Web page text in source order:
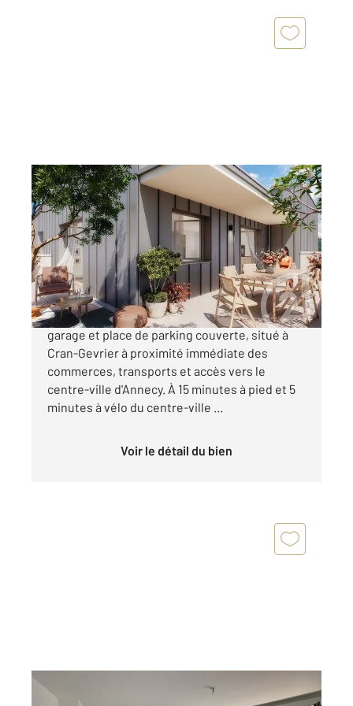
ANNECY 74
107,40 m2, 5 pièces
Ref : 5621
Appartement T5 à vendre
769 000 €
Appartement T5 neuf avec deux balcons,
garage et place de parking couverte, situé à
Cran-Gevrier à proximité immédiate des
commerces, transports et accès vers le
centre-ville d'Annecy. À 15 minutes à pied et 5
minutes à vélo du centre-ville ...
Voir le détail du bien
ANNECY 74